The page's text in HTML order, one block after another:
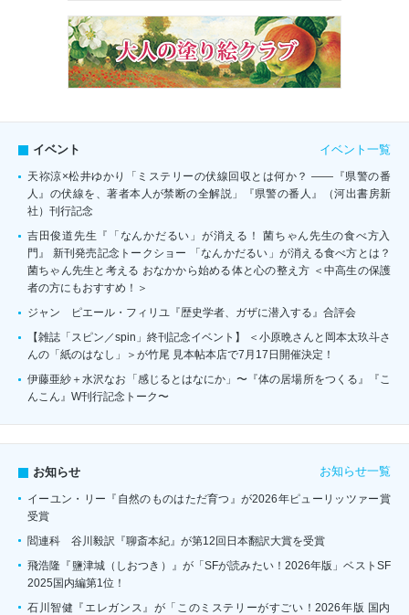
イベント イベント一覧
天祢涼×松井ゆかり「ミステリーの伏線回収とは何か？ ――『県警の番
人』の伏線を、著者本人が禁断の全解説」『県警の番人』（河出書房新
社）刊行記念
吉田俊道先生『「なんかだるい」が消える！ 菌ちゃん先生の食べ方入
門』 新刊発売記念トークショー 「なんかだるい」が消える食べ方とは？
菌ちゃん先生と考える おなかから始める体と心の整え方 ＜中高生の保護
者の方にもおすすめ！＞
ジャン゠ピエール・フィリユ『歴史学者、ガザに潜入する』合評会
【雑誌「スピン／spin」終刊記念イベント】 ＜小原晩さんと岡本太玖斗さ
んの「紙のはなし」＞が竹尾 見本帖本店で7月17日開催決定！
伊藤亜紗＋水沢なお「感じるとはなにか」〜『体の居場所をつくる』『こ
んこん』W刊行記念トーク〜
お知らせ お知らせ一覧
イーユン・リー『自然のものはただ育つ』が2026年ピューリッツァー賞
受賞
閻連科 谷川毅訳『聊斎本紀』が第12回日本翻訳大賞を受賞
飛浩隆『鹽津城（しおつき）』が「SFが読みたい！2026年版」ベストSF
2025国内編第1位！
石川智健『エレガンス』が「このミステリーがすごい！2026年版 国内